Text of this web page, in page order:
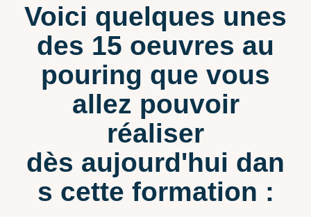
Voici quelques unes
des 15 oeuvres au
pouring que vous
allez pouvoir
réaliser
dès aujourd'hui dan
s cette formation :